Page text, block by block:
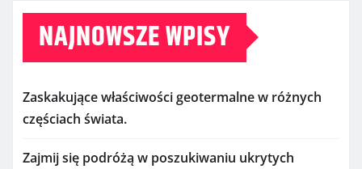
NAJNOWSZE WPISY
Zaskakujące właściwości geotermalne w różnych
częściach świata.
Zajmij się podróżą w poszukiwaniu ukrytych